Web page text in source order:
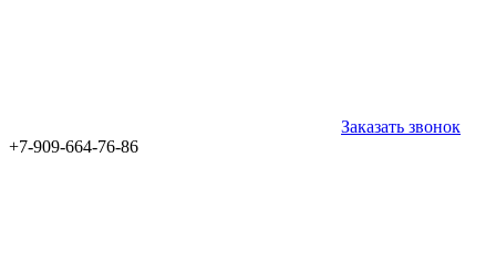
Заказать звонок
+7-909-664-76-86